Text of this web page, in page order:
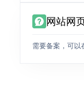
网站网
需要备案，可以